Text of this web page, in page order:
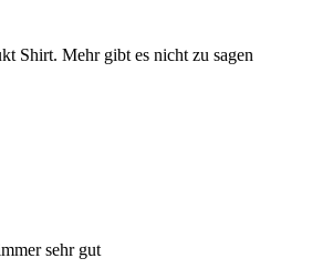
Shirt. Mehr gibt es nicht zu sagen
sehr gut